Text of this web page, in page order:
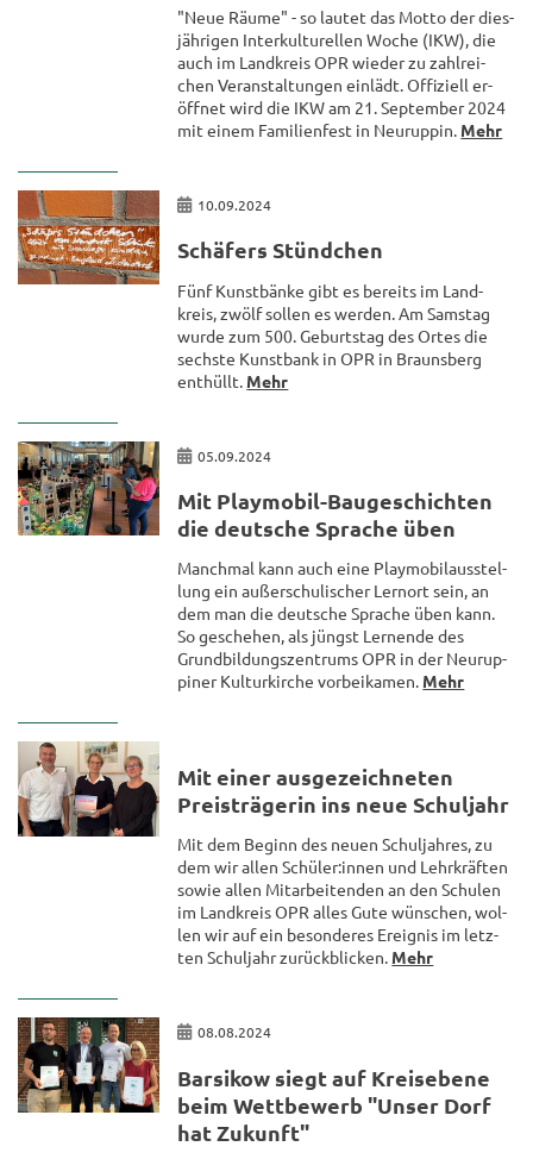
"Neue Räume" - so lau­tet das Motto der dies­
jäh­ri­gen In­ter­kul­tu­rel­len Woche (IKW), die
auch im Land­kreis OPR wie­der zu zahl­rei­
chen Ver­an­stal­tun­gen ein­lädt. Of­fi­zi­ell er­
öff­net wird die IKW am 21. Sep­tem­ber 2024
mit einem Fa­mi­li­en­fest in Neu­rup­pin. Mehr
10.09.2024
Schä­fers Stünd­chen
Fünf Kunst­bän­ke gibt es be­reits im Land­
kreis, zwölf sol­len es wer­den. Am Sams­tag
wurde zum 500. Ge­burts­tag des Ortes die
sechs­te Kunst­bank in OPR in Brauns­berg
ent­hüllt. Mehr
05.09.2024
Mit Playmobil-​Baugeschichten
die deut­sche Spra­che üben
Manch­mal kann auch eine Play­mo­bil­aus­stel­
lung ein au­ßer­schu­li­scher Lern­ort sein, an
dem man die deut­sche Spra­che üben kann.
So ge­sche­hen, als jüngst Ler­nen­de des
Grund­bil­dungs­zen­trums OPR in der Neu­rup­
pi­ner Kul­tur­kir­che vor­bei­ka­men. Mehr
Mit einer aus­ge­zeich­ne­ten
Preis­trä­ge­rin ins neue Schul­jahr
Mit dem Be­ginn des neuen Schul­jah­res, zu
dem wir allen Schü­ler:innen und Lehr­kräf­ten
sowie allen Mit­ar­bei­ten­den an den Schu­len
im Land­kreis OPR alles Gute wün­schen, wol­
len wir auf ein be­son­de­res Er­eig­nis im letz­
ten Schul­jahr zu­rück­bli­cken. Mehr
08.08.2024
Barsi­kow siegt auf Kreis­ebe­ne
beim Wett­be­werb "Unser Dorf
hat Zu­kunft"